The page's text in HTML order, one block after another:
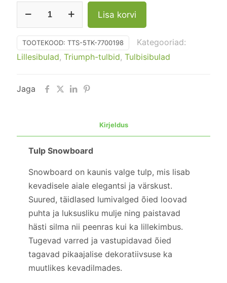
pakendis
5
tk
Lisa korvi
TOOTEKOOD: TTS-5TK-7700198
Kategooriad:
Lillesibulad, Triumph-tulbid, Tulbisibulad
Jaga
Kirjeldus
Tulp Snowboard
Snowboard on kaunis valge tulp, mis lisab
kevadisele aiale elegantsi ja värskust.
Suured, täidlased lumivalged õied loovad
puhta ja luksusliku mulje ning paistavad
hästi silma nii peenras kui ka lillekimbus.
Tugevad varred ja vastupidavad õied
tagavad pikaajalise dekoratiivsuse ka
muutlikes kevadilmades.